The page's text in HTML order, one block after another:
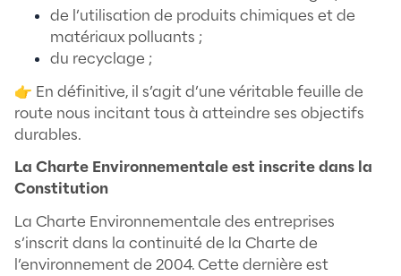
Dispositions prises en matière de
accidents du travail ou des maladies
professionnelles avec un suivi des visites
une aide à la reprise du travail pour des
de + de 30 jours.
Politique de respect des règles du droit
et des règles financières
Nous garantissons le respect des textes
relatifs au droit du travail. Nous nous